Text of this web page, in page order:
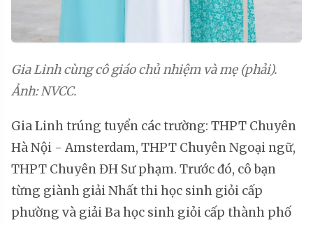
Gia Linh cùng cô giáo chủ nhiệm và mẹ (phải).
Ảnh: NVCC.
Gia Linh trúng tuyển các trường: THPT Chuyên
Hà Nội - Amsterdam, THPT Chuyên Ngoại ngữ,
THPT Chuyên ĐH Sư phạm. Trước đó, cô bạn
từng giành giải Nhất thi học sinh giỏi cấp
phường và giải Ba học sinh giỏi cấp thành phố